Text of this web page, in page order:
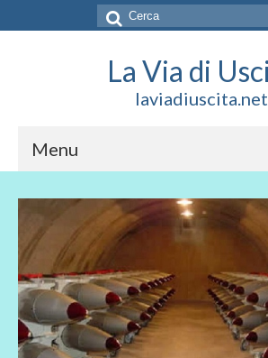
Cerca:
La Via di
laviadiuscita.net
Menu
HOME
CHI SIAMO
SOCIAL
SOSTIENICI
CONTATTI